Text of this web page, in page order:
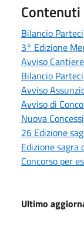
Bilancio
3° Edizione
Avviso
Bilancio
Avviso
Avviso di
Nuova
26 Edizione
Edizione sagra
Concorso per
Ultimo